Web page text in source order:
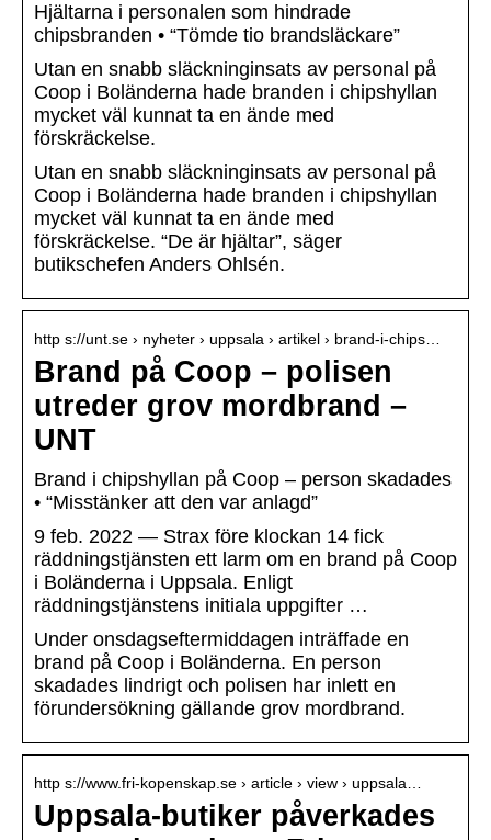
Hjältarna i personalen som hindrade
chipsbranden • “Tömde tio brandsläckare”
Utan en snabb släckninginsats av personal på
Coop i Boländerna hade branden i chipshyllan
mycket väl kunnat ta en ände med
förskräckelse.
Utan en snabb släckninginsats av personal på
Coop i Boländerna hade branden i chipshyllan
mycket väl kunnat ta en ände med
förskräckelse. “De är hjältar”, säger
butikschefen Anders Ohlsén.
http s://unt.se › nyheter › uppsala › artikel › brand-i-chips…
Brand på Coop – polisen
utreder grov mordbrand –
UNT
Brand i chipshyllan på Coop – person skadades
• “Misstänker att den var anlagd”
9 feb. 2022 — Strax före klockan 14 fick
räddningstjänsten ett larm om en brand på Coop
i Boländerna i Uppsala. Enligt
räddningstjänstens initiala uppgifter …
Under onsdagseftermiddagen inträffade en
brand på Coop i Boländerna. En person
skadades lindrigt och polisen har inlett en
förundersökning gällande grov mordbrand.
http s://www.fri-kopenskap.se › article › view › uppsala…
Uppsala-butiker påverkades